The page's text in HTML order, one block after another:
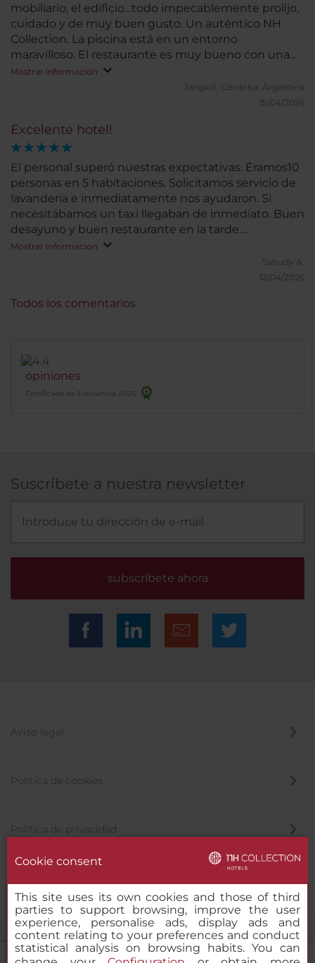
mobiliario, el edificio…todo impecablemente prolijo,
cuidado y de muy buen gusto. Un auténtico NH
Collection. La piscina está en un entorno
maravilloso. El restaurante es muy bueno con una
carta amplia y los camareros te sugieren realmente
lo mejor de la misma. Un lugar encantador al q
Mostrar información
Jangioli. Córdoba, Argentina
15/04/2026
Excelente hotel!
El personal superó nuestras expectativas. Éramos10
personas en 5 habitaciones. Solicitamos servicio de
lavandería e inmediatamente nos ayudaron. Si
necesitábamos un taxi llegaban de inmediato. Buen
desayuno y buen restaurante en la tarde.
Localización excelente. Puedes ir caminando a
Mostrar información
Sahudy A.
12/04/2026
opiniones
Certificado de Excelencia 2025
Todos los comentarios
Suscríbete a nuestra newsletter
subscríbete ahora
Aviso legal
Política de cookies
Política de privacidad
Cookie consent
This site uses its own cookies and those of third
parties to support browsing, improve the user
experience, personalise ads, display ads and
content relating to your preferences and conduct
statistical analysis on browsing habits. You can